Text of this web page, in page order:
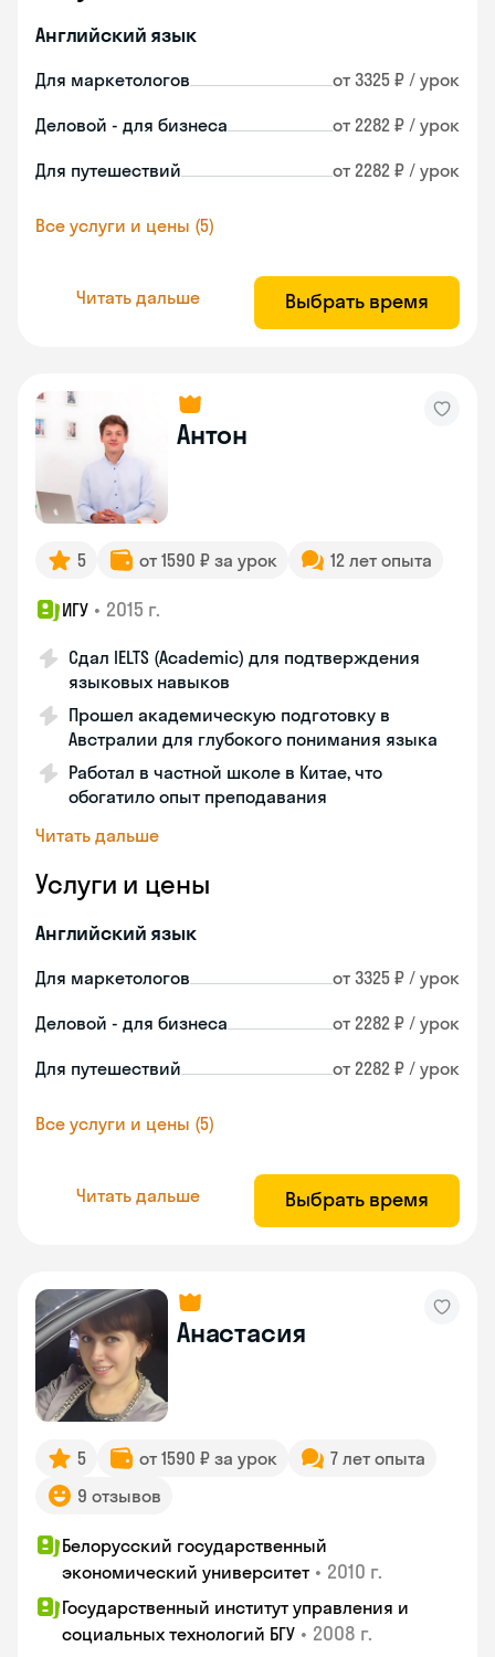
Английский язык
Для маркетологов от 3325 ₽ / урок
Деловой - для бизнеса от 2282 ₽ / урок
Для путешествий от 2282 ₽ / урок
Все услуги и цены (5)
Читать дальше Выбрать время
Антон
5 от 1590 ₽ за урок 12 лет опыта
ИГУ • 2015 г.
Сдал IELTS (Academic) для подтверждения
языковых навыков
Прошел академическую подготовку в
Австралии для глубокого понимания языка
Работал в частной школе в Китае, что
обогатило опыт преподавания
Читать дальше
Услуги и цены
Английский язык
Для маркетологов от 3325 ₽ / урок
Деловой - для бизнеса от 2282 ₽ / урок
Для путешествий от 2282 ₽ / урок
Все услуги и цены (5)
Читать дальше Выбрать время
Анастасия
5 от 1590 ₽ за урок
7 лет опыта
9 отзывов
Белорусский государственный
экономический университет • 2010 г.
Государственный институт управления и
социальных технологий БГУ • 2008 г.